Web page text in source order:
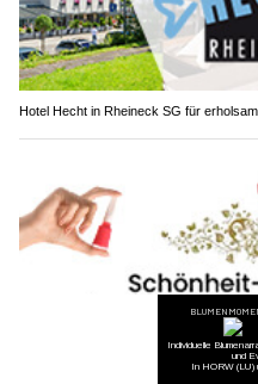
Hotel Hecht in Rheineck SG für
Ausbildung in Schönheit & Gesundheit